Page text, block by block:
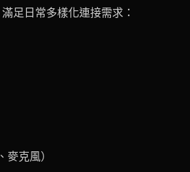
足日常多樣化連接需求：
克風）